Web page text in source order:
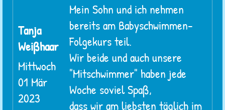
Tanja
Weißhaar
Mittwoch
01 Mär
2023
Mein Sohn und ich nehmen
bereits am Babyschwimmen-
Folgekurs teil.
Wir beide und auch unsere
"Mitschwimmer" haben jede
Woche soviel Spaß,
dass wir am liebsten täglich im